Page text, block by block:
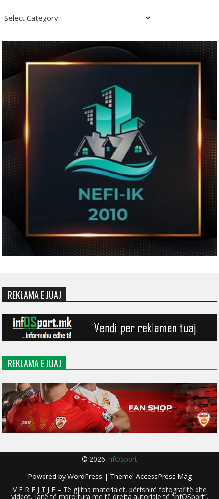
Kategoritë
REKLAMA E JUAJ
REKLAMA E JUAJ
© 2026 infOSport
Powered by WordPress | Theme: AccessPress Mag
V Ë R E J T J E – Të gjitha materialet, përfshirë fotografitë dhe
videot, janë të mbrojtura me të drejta autoriale të “infOSport”.